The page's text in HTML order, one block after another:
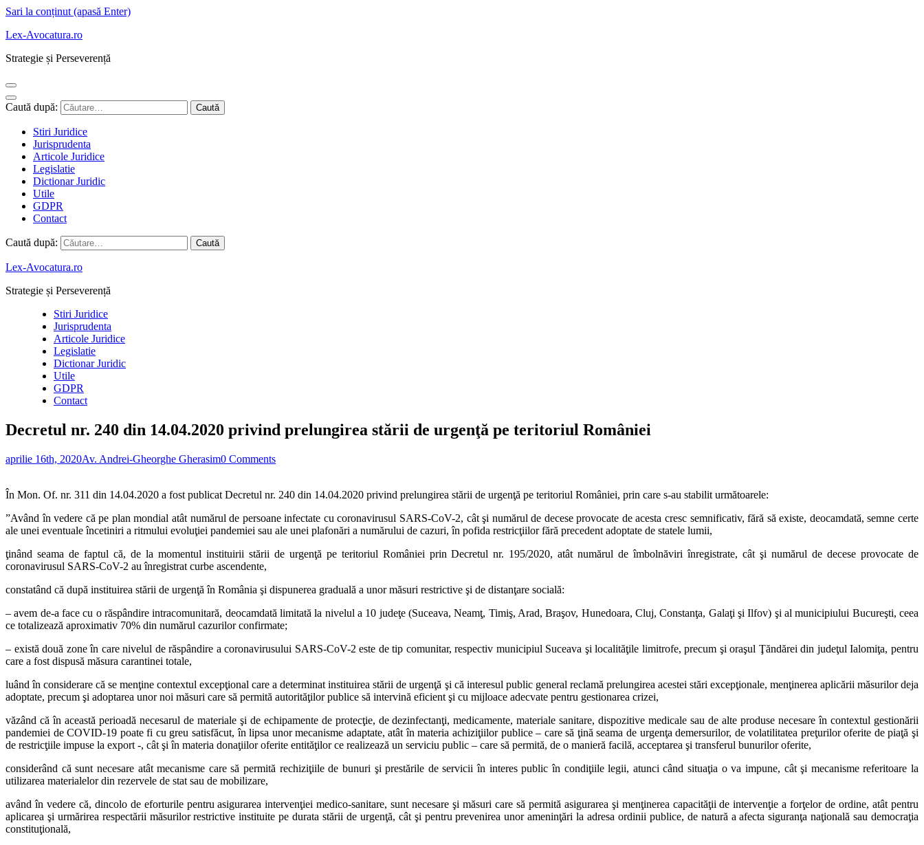
Sari la conținut (apasă Enter)
Lex-Avocatura.ro
Strategie și Perseverență
Caută după:
Stiri Juridice
Jurisprudenta
Articole Juridice
Legislatie
Dictionar Juridic
Utile
GDPR
Contact
Caută după:
Lex-Avocatura.ro
Strategie și Perseverență
Stiri Juridice
Jurisprudenta
Articole Juridice
Legislatie
Dictionar Juridic
Utile
GDPR
Contact
Decretul nr. 240 din 14.04.2020 privind prelungirea stării de urgenţă pe teritoriul României
aprilie 16th, 2020Av. Andrei-Gheorghe Gherasim0 Comments
În Mon. Of. nr. 311 din 14.04.2020 a fost publicat Decretul nr. 240 din 14.04.2020 privind prelungirea stării de urgenţă pe teritoriul României, prin care s-au stabilit următoarele:
”Având în vedere că pe plan mondial atât numărul de persoane infectate cu coronavirusul SARS-CoV-2, cât şi numărul de decese provocate de acesta cresc semnificativ, fără să existe, deocamdată, semne certe
ale unei eventuale încetiniri a ritmului evoluţiei pandemiei sau ale unei plafonări a numărului de cazuri, în pofida restricţiilor fără precedent adoptate de statele lumii,
ţinând seama de faptul că, de la momentul instituirii stării de urgenţă pe teritoriul României prin Decretul nr. 195/2020, atât numărul de îmbolnăviri înregistrate, cât şi numărul de decese provocate de
coronavirusul SARS-CoV-2 au înregistrat curbe ascendente,
constatând că după instituirea stării de urgenţă în România şi dispunerea graduală a unor măsuri restrictive şi de distanţare socială:
– avem de-a face cu o răspândire intracomunitară, deocamdată limitată la nivelul a 10 judeţe (Suceava, Neamţ, Timiş, Arad, Braşov, Hunedoara, Cluj, Constanţa, Galaţi şi Ilfov) şi al municipiului Bucureşti, ceea
ce totalizează aproximativ 70% din numărul cazurilor confirmate;
– există două zone în care nivelul de răspândire a coronavirusului SARS-CoV-2 este de tip comunitar, respectiv municipiul Suceava şi localităţile limitrofe, precum şi oraşul Ţăndărei din judeţul Ialomiţa, pentru
care a fost dispusă măsura carantinei totale,
luând în considerare că se menţine contextul excepţional care a determinat instituirea stării de urgenţă şi că interesul public general reclamă prelungirea acestei stări excepţionale, menţinerea aplicării măsurilor deja
adoptate, precum şi adoptarea unor noi măsuri care să permită autorităţilor publice să intervină eficient şi cu mijloace adecvate pentru gestionarea crizei,
văzând că în această perioadă necesarul de materiale şi de echipamente de protecţie, de dezinfectanţi, medicamente, materiale sanitare, dispozitive medicale sau de alte produse necesare în contextul gestionării
pandemiei de COVID-19 poate fi cu greu satisfăcut, în lipsa unor mecanisme adaptate, atât în materia achiziţiilor publice – care să ţină seama de urgenţa demersurilor, de volatilitatea preţurilor oferite de piaţă şi
de restricţiile impuse la export -, cât şi în materia donaţiilor oferite entităţilor ce realizează un serviciu public – care să permită, de o manieră facilă, acceptarea şi transferul bunurilor oferite,
considerând că sunt necesare atât mecanisme care să permită rechiziţiile de bunuri şi prestările de servicii în interes public în condiţiile legii, atunci când situaţia o va impune, cât şi mecanisme referitoare la
utilizarea materialelor din rezervele de stat sau de mobilizare,
având în vedere că, dincolo de eforturile pentru asigurarea intervenţiei medico-sanitare, sunt necesare şi măsuri care să permită asigurarea şi menţinerea capacităţii de intervenţie a forţelor de ordine, atât pentru
aplicarea şi urmărirea respectării măsurilor restrictive instituite pe durata stării de urgenţă, cât şi pentru prevenirea unor ameninţări la adresa ordinii publice, de natură a afecta siguranţa naţională sau democraţia
constituţională,